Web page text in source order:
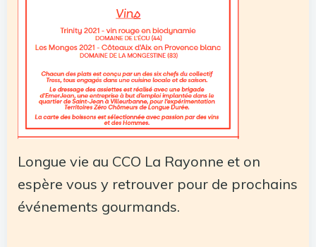
Longue vie au CCO La Rayonne et on
espère vous y retrouver pour de prochains
événements gourmands.